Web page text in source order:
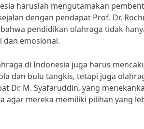
haruslah mengutamakan
dengan pendapat Prof. Dr.
pendidikan olahraga tidak
dan emosional.
di Indonesia juga harus
dan bulu tangkis, tetapi juga
Dr. M. Syafaruddin, yang
agar mereka memiliki pilihan yang